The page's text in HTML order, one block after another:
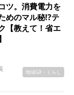
ツ。消費電力を
めのマル秘!?テ
【教えて！省エ
地域GX・くらし